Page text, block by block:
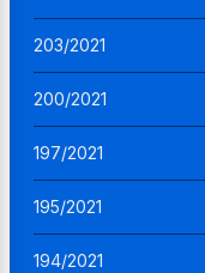
203/2021
200/2021
197/2021
195/2021
194/2021